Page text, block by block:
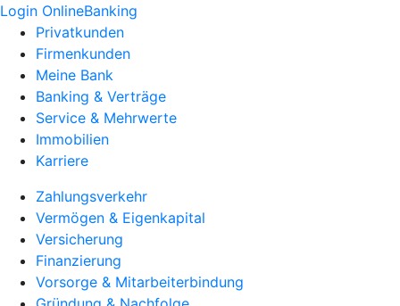
Login OnlineBanking
Privatkunden
Firmenkunden
Meine Bank
Banking & Verträge
Service & Mehrwerte
Immobilien
Karriere
Zahlungsverkehr
Vermögen & Eigenkapital
Versicherung
Finanzierung
Vorsorge & Mitarbeiterbindung